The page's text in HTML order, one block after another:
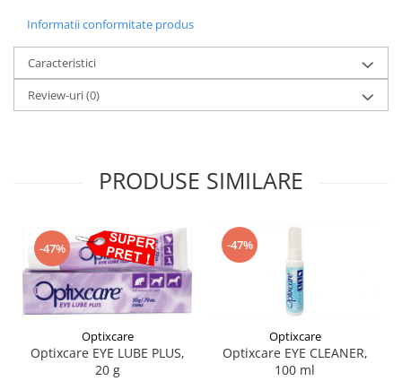
Informatii conformitate produs
Caracteristici
Review-uri(0)
PRODUSE SIMILARE
-47%
Optixcare
Optixcare EYE LUBE PLUS,
20 g
-47%
Optixcare
Optixcare EYE CLEANER,
100 ml